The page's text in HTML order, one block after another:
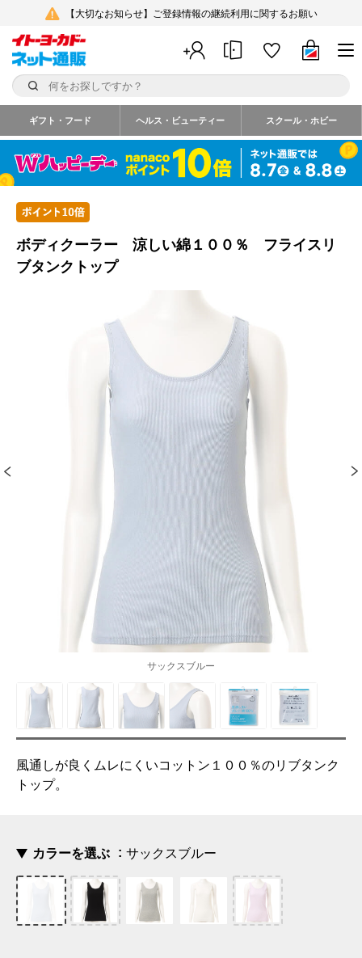
【大切なお知らせ】ご登録情報の継続利用に関するお願い
ギフト・フード ヘルス・ビューティー スクール・ホビー
ボディクーラー 涼しい綿１００％ フライスリ
ブタンクトップ
サックスブルー
風通しが良くムレにくいコットン１００％のリブタンク
トップ。
カラーを選ぶ サックスブルー